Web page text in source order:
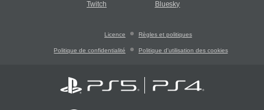
Twitch Bluesky
Licence Règles et politiques
Politique de confidentialité Politique d'utilisation des cookies